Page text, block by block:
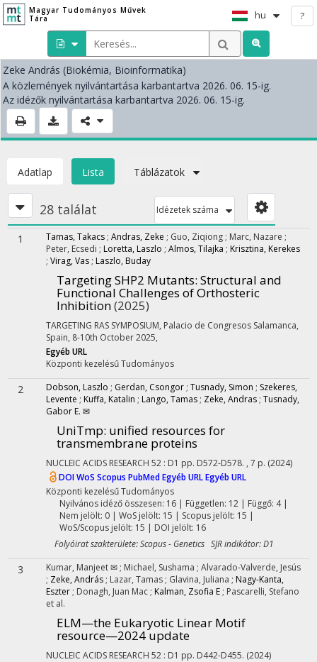
Magyar Tudományos Művek
Tára
hu ?
Zeke András (Biokémia, Bioinformatika)
A közlemények nyilvántartása karbantartva 2026. 06. 15-ig.
Az idézők nyilvántartása karbantartva 2026. 06. 15-ig.
Adatlap Lista Táblázatok
28 találat Idézetek száma
1 Tamas, Takacs ; Andras, Zeke ; Guo, Ziqiong ; Marc, Nazare ;
Peter, Ecsedi ; Loretta, Laszlo ; Almos, Tilajka ; Krisztina, Kerekes
; Virag, Vas ; Laszlo, Buday
Targeting SHP2 Mutants: Structural and
Functional Challenges of Orthosteric
Inhibition(2025)
TARGETING RAS SYMPOSIUM, Palacio de Congresos Salamanca,
Spain, 8-10th October 2025,
Egyéb URL
Központi kezelésűTudományos
2 Dobson, Laszlo ; Gerdan, Csongor ; Tusnady, Simon ; Szekeres,
Levente ; Kuffa, Katalin ; Lango, Tamas ; Zeke, Andras ; Tusnady,
Gabor E. ✉
UniTmp: unified resources for
transmembrane proteins
NUCLEIC ACIDS RESEARCH 52 : D1 pp. D572-D578. , 7 p. (2024)
DOIWoS Scopus PubMedEgyéb URLEgyéb URL
Központi kezelésűTudományos
Nyilvános idéző összesen: 16| Független: 12 | Függő: 4 |
Nem jelölt: 0 | WoS jelölt: 15 | Scopus jelölt: 15 |
WoS/Scopus jelölt: 15 | DOI jelölt: 16
Folyóirat szakterülete: Scopus - Genetics SJR indikátor: D1
3 Kumar, Manjeet ✉ ; Michael, Sushama ; Alvarado-Valverde, Jesús
; Zeke, András ; Lazar, Tamas ; Glavina, Juliana ; Nagy-Kanta,
Eszter ; Donagh, Juan Mac ; Kalman, Zsofia E ; Pascarelli, Stefano
et al.
ELM—the Eukaryotic Linear Motif
resource—2024 update
NUCLEIC ACIDS RESEARCH 52 : D1 pp. D442-D455. (2024)